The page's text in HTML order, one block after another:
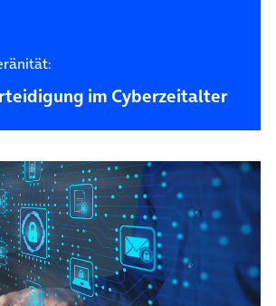
im Cyberzeitalter